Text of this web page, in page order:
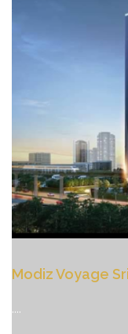
Modiz Voyage
....